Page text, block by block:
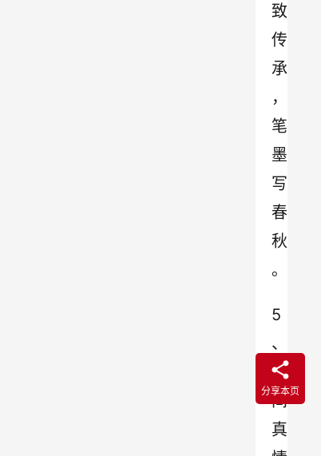
致
传
承
，
笔
墨
写
春
秋
。
5
、
世
间
真
分享本页